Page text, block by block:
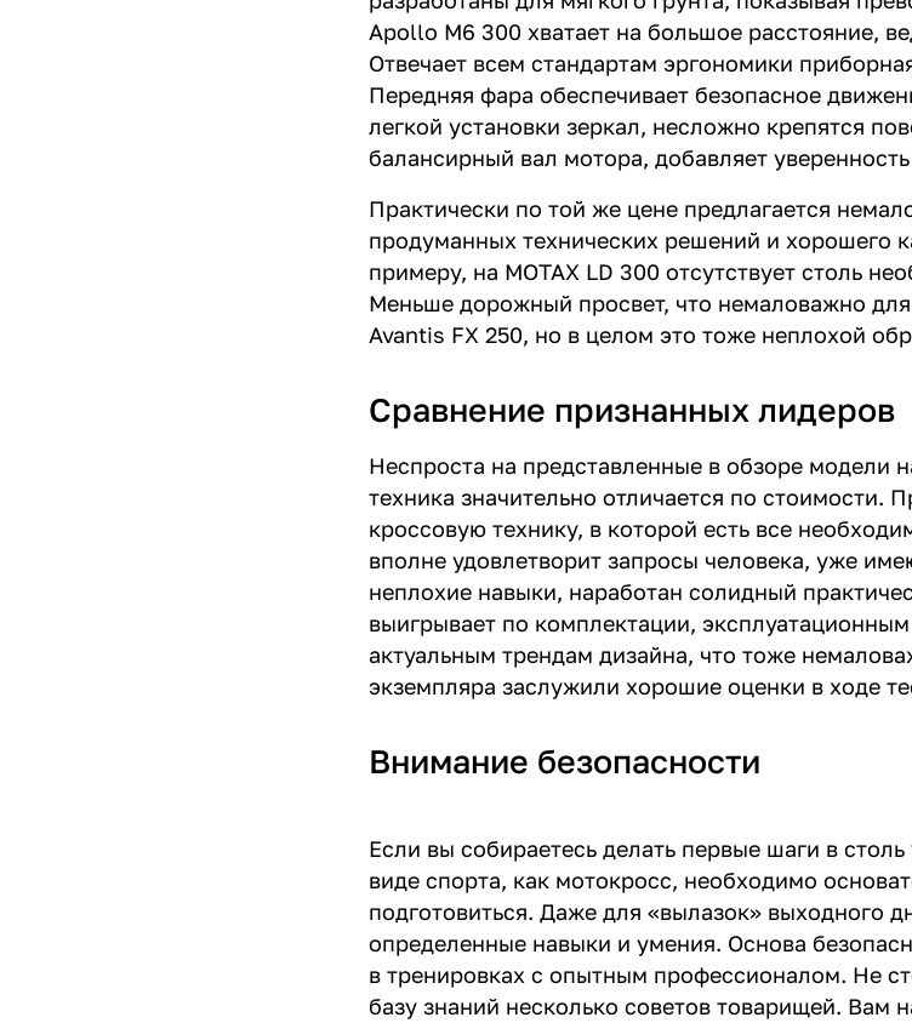
Apollo M6 300 хватает на большое расстояние,
Отвечает всем стандартам эргономики
Передняя фара обеспечивает безопасное
легкой установки зеркал, несложно крепятся
балансирный вал мотора, добавляет
Практически по той же цене предлагается
продуманных технических решений и хорошего
примеру, на MOTAX LD 300 отсутствует столь
Меньше дорожный просвет, что немаловажно
Avantis FX 250, но в целом это тоже неплохой
Сравнение признанных лидеров
Неспроста на представленные в обзоре модели
техника значительно отличается по
кроссовую технику, в которой есть все
вполне удовлетворит запросы человека, уже
неплохие навыки, наработан солидный
выигрывает по комплектации,
актуальным трендам дизайна, что тоже
экземпляра заслужили хорошие оценки в ходе
Внимание безопасности
Если вы собираетесь делать первые шаги в
виде спорта, как мотокросс, необходимо
подготовиться. Даже для «вылазок» выходного
определенные навыки и умения. Основа
в тренировках с опытным профессионалом. Не
базу знаний несколько советов товарищей. Вам